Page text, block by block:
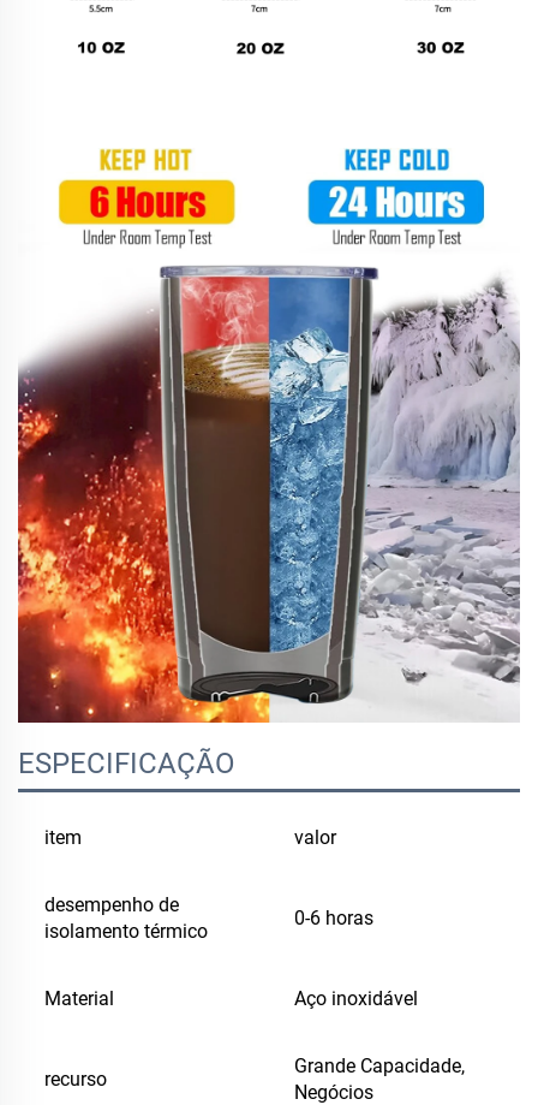
ESPECIFICAÇÃO
item valor
desempenho de
isolamento térmico
0-6 horas
Material Aço inoxidável
recurso
Grande Capacidade,
Negócios